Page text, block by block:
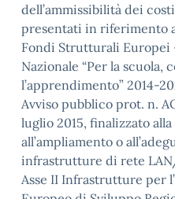
dell’ammissibilità dei
presentati in riferimento
Fondi Strutturali Europei
Nazionale “Per la scuola,
l’apprendimento” 2014-
Avviso pubblico prot. n.
luglio 2015, finalizzato
all’ampliamento o
infrastrutture di rete
Asse II Infrastrutture per